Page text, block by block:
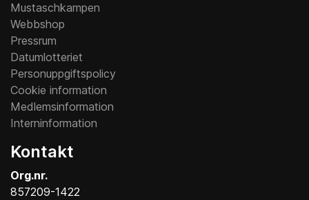
Mustaschkampen
Webbshop
Pressrum
Datumlotteriet
Personuppgiftspolicy
Cookie information
Medlemsinformation
Interninformation
Kontakt
Org.nr.
857209-1422